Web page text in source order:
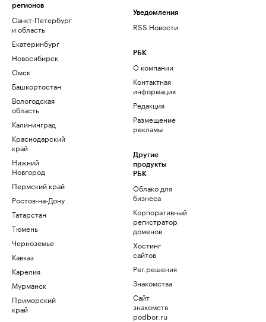
регионов
Санкт-Петербург
и область
Екатеринбург
Новосибирск
Омск
Башкортостан
Вологодская
область
Калининград
Краснодарский
край
Нижний
Новгород
Пермский край
Ростов-на-Дону
Татарстан
Тюмень
Черноземье
Кавказ
Карелия
Мурманск
Приморский
край
Уведомления
RSS Новости
РБК
О компании
Контактная
информация
Редакция
Размещение
рекламы
Другие
продукты
РБК
Облако для
бизнеса
Корпоративный
регистратор
доменов
Хостинг
сайтов
Рег.решения
Знакомства
Сайт
знакомств
podbor.ru